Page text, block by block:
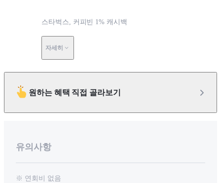
스타벅스, 커피빈 1% 캐시백
자세히
원하는 혜택 직접 골라보기
유의사항
※ 연회비 없음